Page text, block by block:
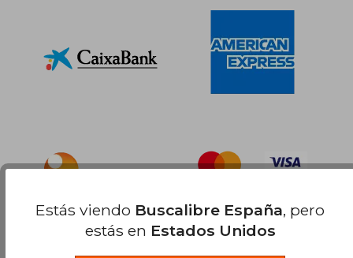
Estás viendo Buscalibre España, pero
estás en Estados Unidos